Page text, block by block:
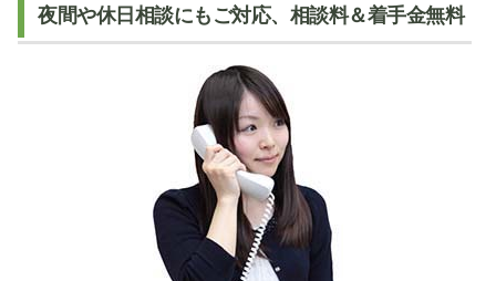
夜間や休日相談にもご対応、相談料＆着手金無料